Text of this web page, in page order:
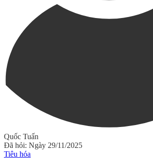
Quốc Tuấn
Đã hỏi: Ngày 29/11/2025
Tiêu hóa